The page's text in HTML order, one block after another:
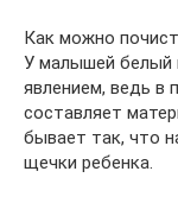
Как можно
У малышей белый
явлением, ведь в
составляет
бывает так, что
щечки ребенка.